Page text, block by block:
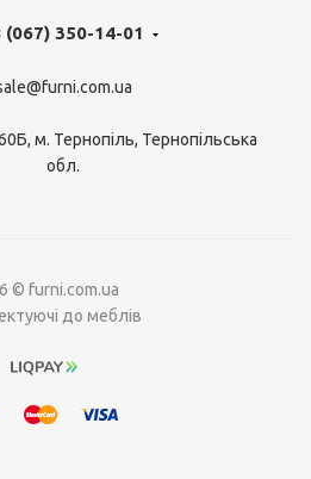
(067) 350-14-01
м. Тернопіль, Тернопільська
обл.
© furni.com.ua
до меблів